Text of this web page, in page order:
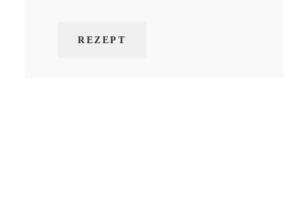
REZEPT